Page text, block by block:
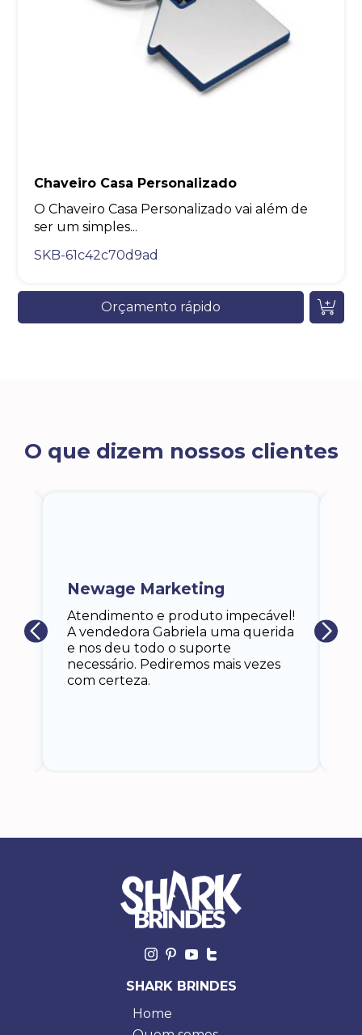
Chaveiro Casa Personalizado
O Chaveiro Casa Personalizado vai além de
ser um simples...
SKB-61c42c70d9ad
Orçamento rápido
O que dizem nossos clientes
Atendimento e produto impecável!
A vendedora Gabriela uma querida
e nos deu todo o suporte
necessário. Pediremos mais vezes
com certeza.
Newage Marketing
SHARK BRINDES
Home